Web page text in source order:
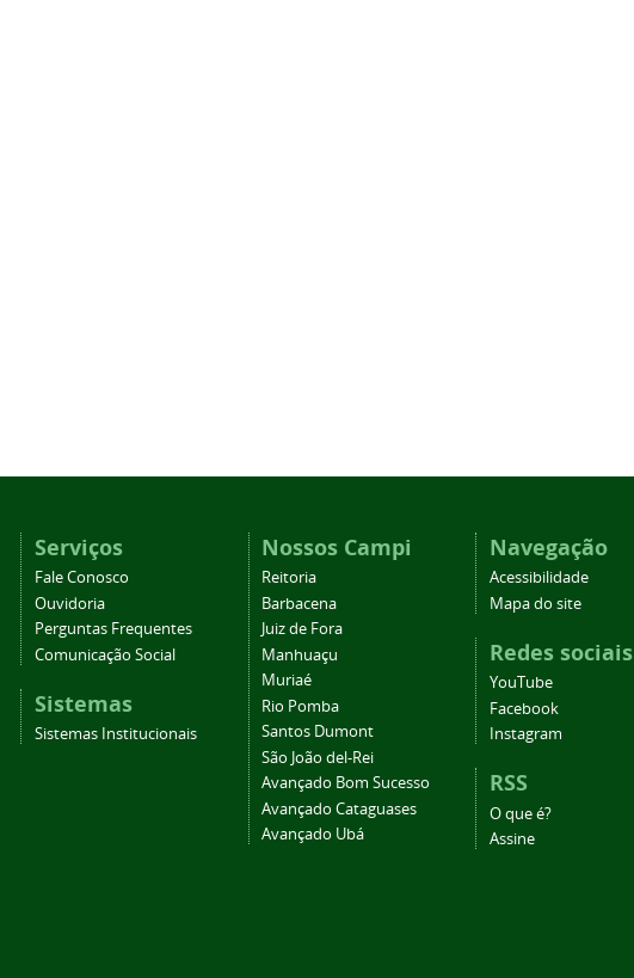
Serviços
Fale Conosco
Ouvidoria
Perguntas Frequentes
Comunicação Social
Sistemas
Sistemas Institucionais
Nossos Campi
Reitoria
Barbacena
Juiz de Fora
Manhuaçu
Muriaé
Rio Pomba
Santos Dumont
São João del-Rei
Avançado Bom Sucesso
Avançado Cataguases
Avançado Ubá
Navegação
Acessibilidade
Mapa do site
Redes sociais
YouTube
Facebook
Instagram
RSS
O que é?
Assine